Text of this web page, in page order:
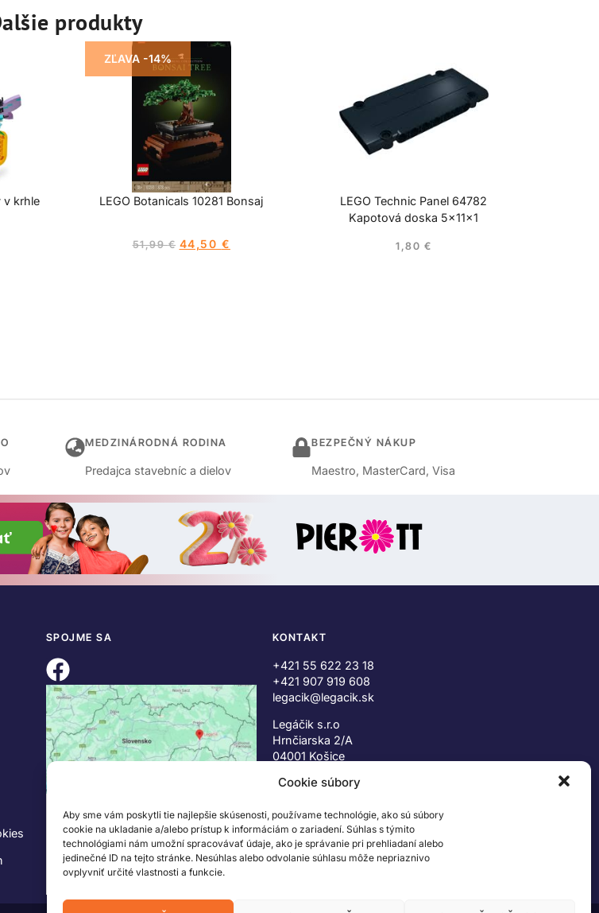
Cookie súbory
Aby sme vám poskytli tie najlepšie skúsenosti, používame technológie, ako sú súbory
cookie na ukladanie a/alebo prístup k informáciám o zariadení. Súhlas s týmito
technológiami nám umožní spracovávať údaje, ako je správanie pri prehliadaní alebo
jedinečné ID na tejto stránke. Nesúhlas alebo odvolanie súhlasu môže nepriaznivo
ovplyvniť určité vlastnosti a funkcie.
produkty
v krhle
ZĽAVA -14%
LEGO Botanicals 10281 Bonsaj
51,99€ 44,50 €
LEGO Technic Panel 64782
Kapotová doska 5x11x1
1,80 €
MEDZINÁRODNÁ RODINA
Predajca stavebníc a dielov
BEZPEČNÝ NÁKUP
Maestro, MasterCard, Visa
SPOJME SA KONTAKT
+421 55 622 23 18
+421 907 919 608
legacik@legacik.sk
Legáčik s.r.o
Hrnčiarska 2/A
04001 Košice
IČ DPH: SK2023978330